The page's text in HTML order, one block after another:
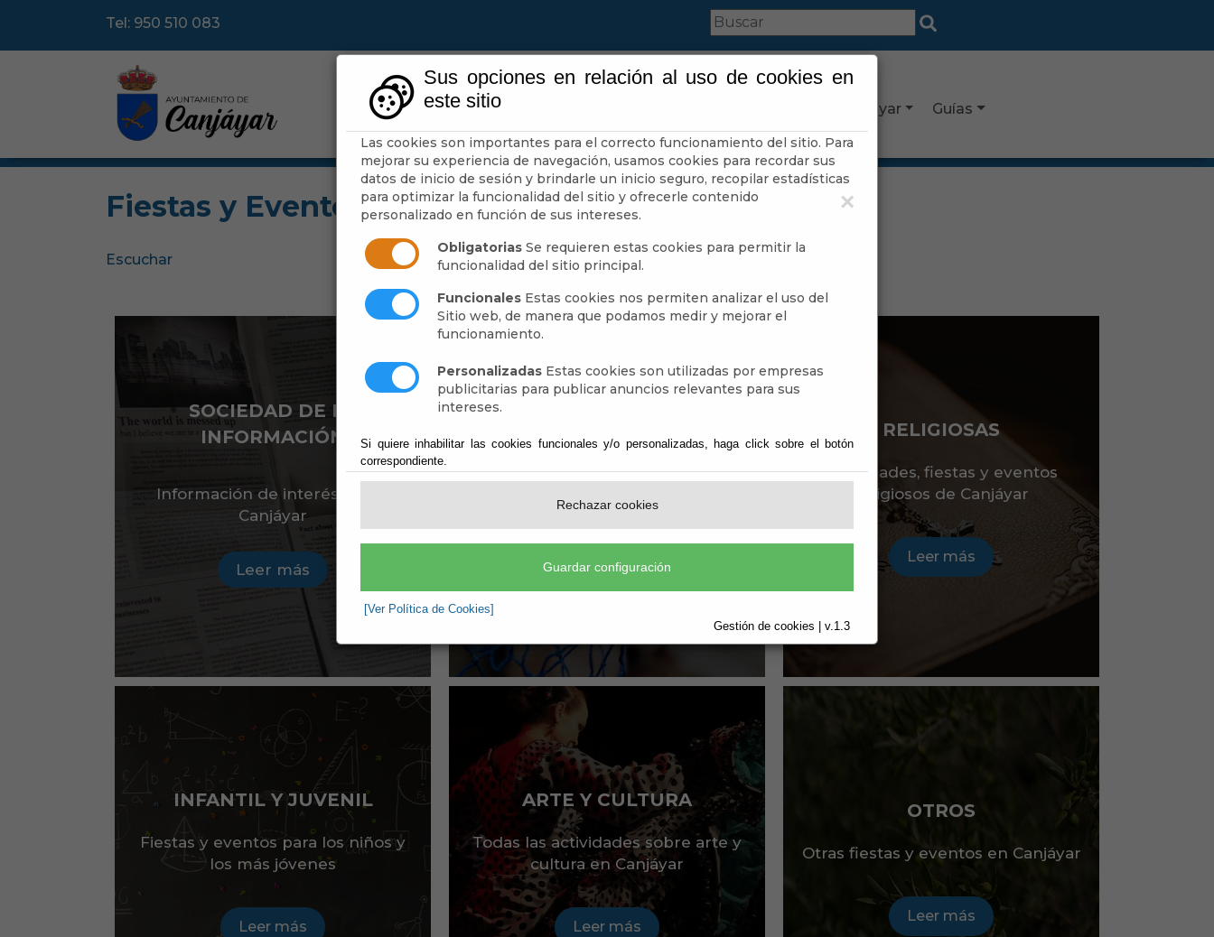
×
Sus opciones en relación al uso de cookies en
este sitio
Las cookies son importantes para el correcto funcionamiento del sitio. Para
mejorar su experiencia de navegación, usamos cookies para recordar sus
datos de inicio de sesión y brindarle un inicio seguro, recopilar estadísticas
para optimizar la funcionalidad del sitio y ofrecerle contenido
personalizado en función de sus intereses.
Obligatorias Se requieren estas cookies para permitir la
funcionalidad del sitio principal.
Funcionales Estas cookies nos permiten analizar el uso del
Sitio web, de manera que podamos medir y mejorar el
funcionamiento.
Personalizadas Estas cookies son utilizadas por empresas
publicitarias para publicar anuncios relevantes para sus
intereses.
Si quiere inhabilitar las cookies funcionales y/o personalizadas, haga click sobre el botón
correspondiente.
Rechazar cookies
Guardar configuración
[Ver Política de Cookies]
Gestión de cookies | v.1.3
Tel: 950 510 083
Ayuntamiento Canjáyar Guías
Fiestas y Eventos
Escuchar
SOCIEDAD DE LA
INFORMACIÓN
Información de interés sobre
Canjáyar
Leer más
Actividades y eventos deportivos
RELIGIOSAS
Actividades, fiestas y eventos
religiosos de Canjáyar
Leer más
INFANTIL Y JUVENIL
Fiestas y eventos para los niños y
los más jóvenes
Leer más
ARTE Y CULTURA
Todas las actividades sobre arte y
cultura en Canjáyar
Leer más
OTROS
Otras fiestas y eventos en Canjáyar
Leer más